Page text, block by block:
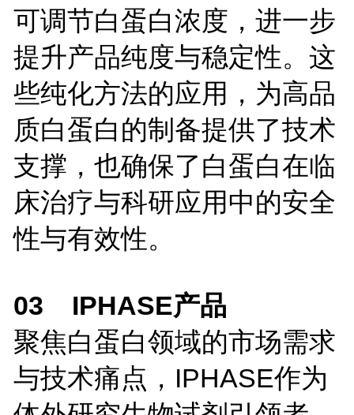
可调节白蛋白浓度，进一步
提升产品纯度与稳定性。这
些纯化方法的应用，为高品
质白蛋白的制备提供了技术
支撑，也确保了白蛋白在临
床治疗与科研应用中的安全
性与有效性。
03 IPHASE产品
聚焦白蛋白领域的市场需求
与技术痛点，IPHASE作为